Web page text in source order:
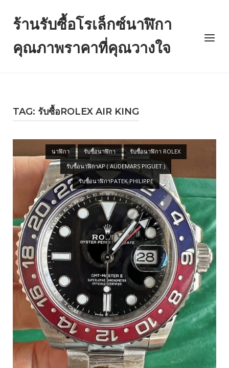
content
ร้านรับซื้อโรเล็กซ์นาฬิกา
คุณภาพราคาที่คุณวางใจ
Menu
TAG: รับซื้อROLEX AIR KING
นาฬิกา รับซื้อนาฬิกา
รับซื้อนาฬิกา ROLEX
รับซื้อนาฬิกาAP ( AUDEMARS PIGUET )
รับซื้อนาฬิกาPATEK PHILIPPE
Open post